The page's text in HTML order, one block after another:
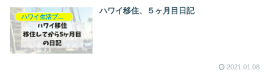
ハワイ生活ブログ
ハワイ移住、５ヶ月目日記
2021.01.08